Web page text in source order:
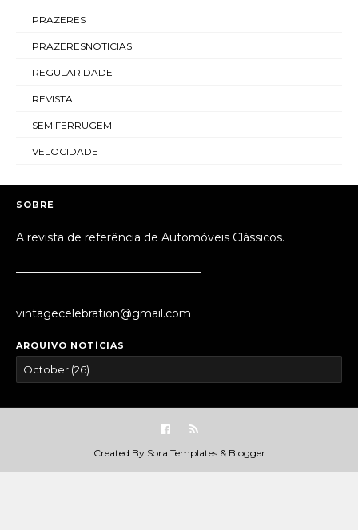
PRAZERES
PRAZERESNOTICIAS
REGULARIDADE
REVISTA
SEM FERRUGEM
VELOCIDADE
SOBRE
A revista de referência de Automóveis Clássicos.
vintagecelebration@gmail.com
ARQUIVO NOTÍCIAS
Created By Sora Templates& Blogger